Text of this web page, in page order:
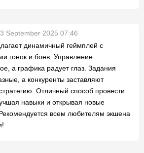
September 2025 07:46
динамичный геймплей с
гонок и боев. Управление
а графика радует глаз. Задания
а конкуренты заставляют
Отличный способ провести
навыки и открывая новые
всем любителям экшена